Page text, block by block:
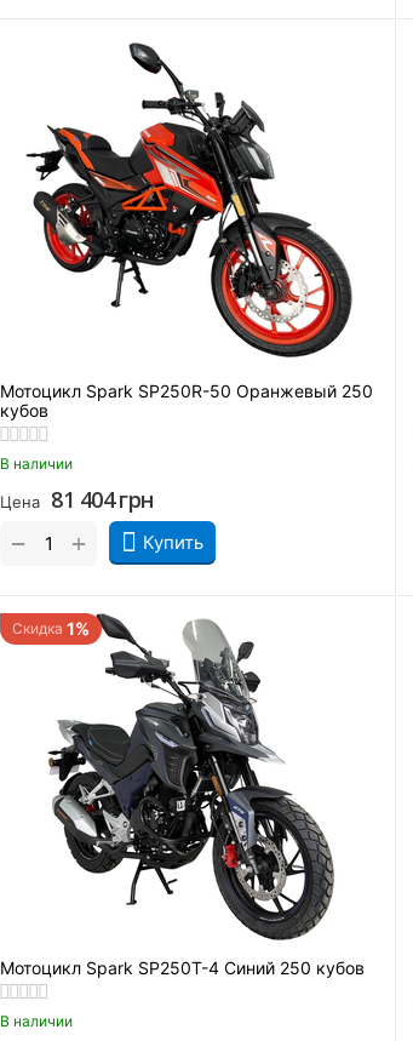
Мотоцикл Spark SP250R-50 Оранжевый 250
кубов
В наличии
Цена 81 404грн
Купить
+
−
Скидка 1%
Мотоцикл Spark SP250T-4 Синий 250 кубов
В наличии